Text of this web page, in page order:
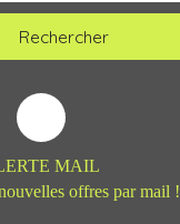
Rechercher
MAIL
offres par mail !